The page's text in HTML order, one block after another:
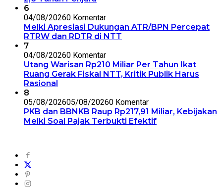
6
04/08/20260 Komentar
Melki Apresiasi Dukungan ATR/BPN Percepat
RTRW dan RDTR di NTT
7
04/08/20260 Komentar
Utang Warisan Rp210 Miliar Per Tahun Ikat
Ruang Gerak Fiskal NTT, Kritik Publik Harus
Rasional
8
05/08/202605/08/20260 Komentar
PKB dan BBNKB Raup Rp217,91 Miliar, Kebijakan
Melki Soal Pajak Terbukti Efektif